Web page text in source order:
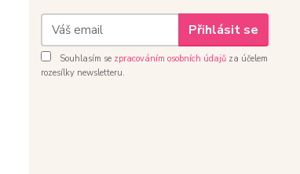
Přihlásit se
Souhlasím se zpracováním osobních údajů za účelem
rozesílky newsletteru.